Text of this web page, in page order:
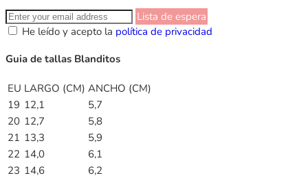
Lista de espera
He leído y acepto la política de privacidad
Guia de tallas Blanditos
EU LARGO (CM) ANCHO (CM)
19 12,1
5,7
20 12,7
5,8
21 13,3
5,9
22 14,0
6,1
23 14,6
6,2